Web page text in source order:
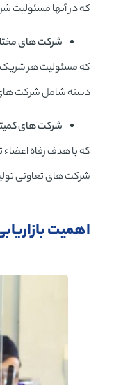
که در آنها مسئولیت
شرکت های
که مسئولیت هر شریک
دسته شامل شرکت
شرکت های
که با هدف رفاه
شرکت های تعاونی
اهمیت